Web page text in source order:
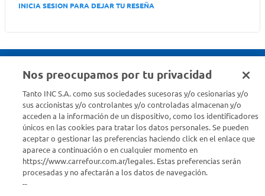
INICIA SESION PARA DEJAR TU RESEÑA
Estamos para ayudarte
¿Tenés una consulta? Comunicate con nosotros acá
Descubrí Carrefour
Nos preocupamos por tu privacidad
Tanto INC S.A. como sus sociedades sucesoras y/o cesionarias y/o
sus accionistas y/o controlantes y/o controladas almacenan y/o
acceden a la información de un dispositivo, como los identificadores
únicos en las cookies para tratar los datos personales. Se pueden
aceptar o gestionar las preferencias haciendo click en el enlace que
aparece a continuación o en cualquier momento en
https://www.carrefour.com.ar/legales. Estas preferencias serán
procesadas y no afectarán a los datos de navegación.
--